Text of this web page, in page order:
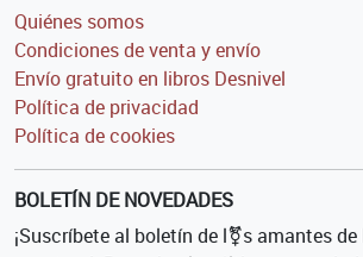
Quiénes somos
Condiciones de venta y envío
Envío gratuito en libros Desnivel
Política de privacidad
Política de cookies
BOLETÍN DE NOVEDADES
¡Suscríbete al boletín de l⚧s amantes